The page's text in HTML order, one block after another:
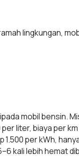
lingkungan,
mobil bensin.
liter, biaya per
per kWh,
kali lebih hemat